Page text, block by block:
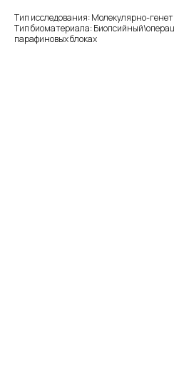
Тип исследования: Молекулярно-
Тип биоматериала:
парафиновых блоках